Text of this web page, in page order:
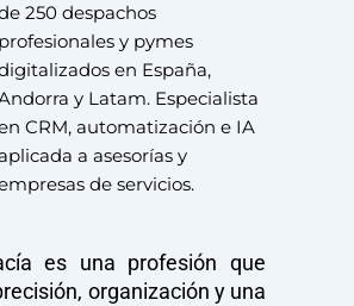
250 despachos
profesionales y pymes
en España,
y Latam. Especialista
CRM, automatización e IA
a asesorías y
de servicios.
es una profesión que
organización y una